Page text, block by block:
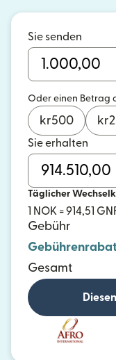
Sie senden
Oder einen Betrag
kr500 kr
Sie erhalten
Täglicher
1 NOK = 914,51
Gebühr
Gesamt